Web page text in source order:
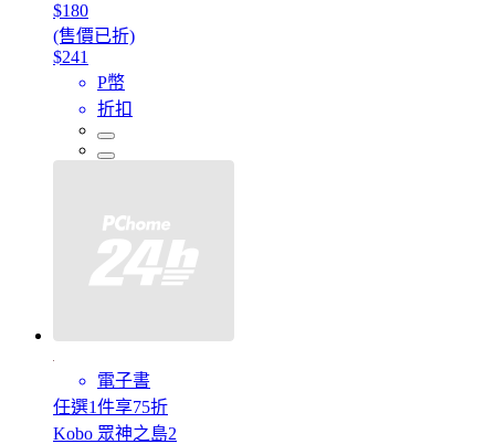
$180
(售價已折)
$241
P幣
折扣
電子書
任選1件享75折
Kobo 眾神之島2